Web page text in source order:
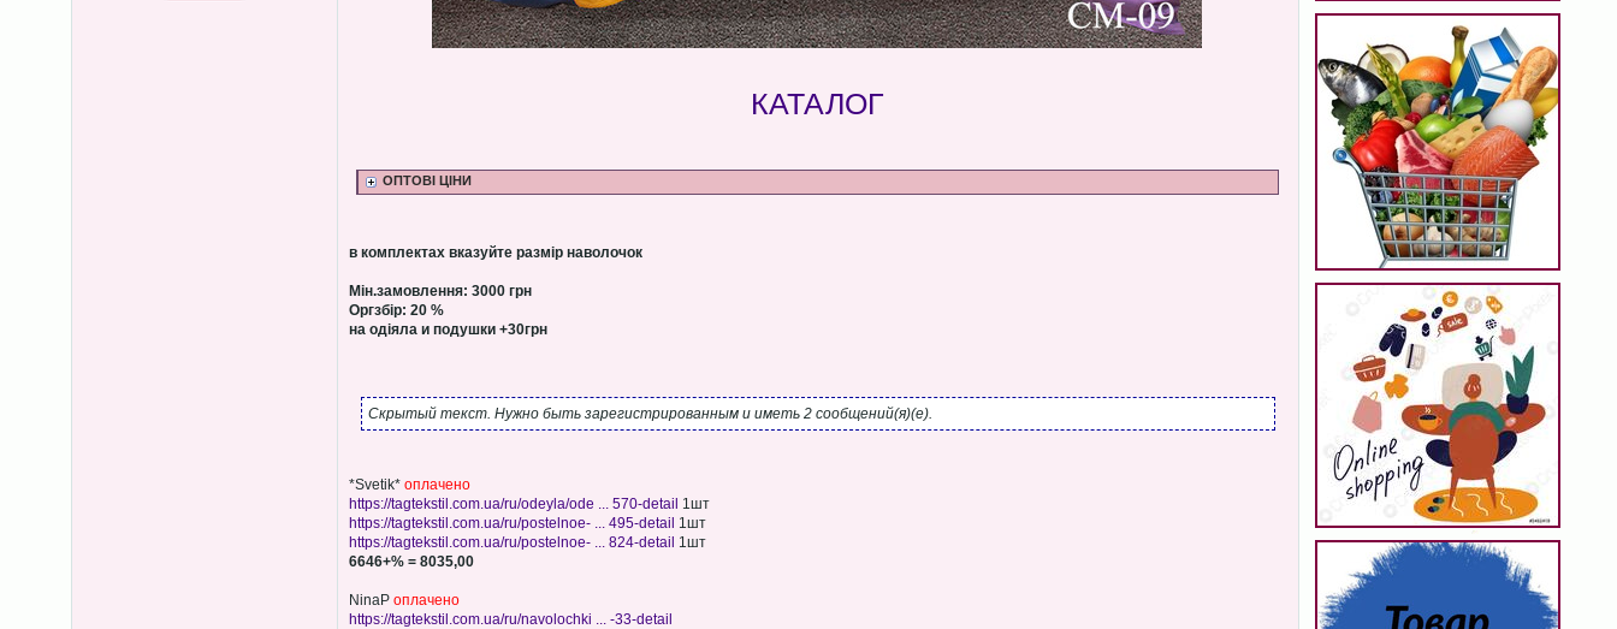
КАТАЛОГ
ОПТОВІ ЦІНИ
в комплектах вказуйте размір наволочок
Мін.замовлення: 3000 грн
Оргзбір: 20 %
на одіяла и подушки +30грн
Скрытый текст. Нужно быть зарегистрированным и иметь 2 сообщений(я)(е).
*Svetik* оплачено
https://tagtekstil.com.ua/ru/odeyla/ode ... 570-detail 1шт
https://tagtekstil.com.ua/ru/postelnoe- ... 495-detail 1шт
https://tagtekstil.com.ua/ru/postelnoe- ... 824-detail 1шт
6646+% = 8035,00
NinaP оплачено
https://tagtekstil.com.ua/ru/navolochki ... -33-detail